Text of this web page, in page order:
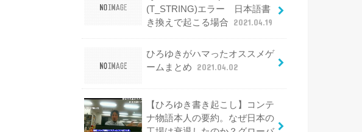
(T_STRING)エラー 日本語書
き換えで起こる場合
2021.04.19
ひろゆきがハマったオススメゲ
ームまとめ
2021.04.02
【ひろゆき書き起こし】コンテ
ナ物語本人の要約。なぜ日本の